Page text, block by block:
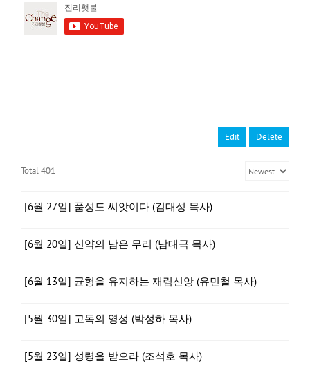
Edit Delete
Total 401
[6월 27일] 품성도 씨앗이다 (김대성 목사)
[6월 20일] 신약의 남은 무리 (남대극 목사)
[6월 13일] 균형을 유지하는 재림신앙 (유민철 목사)
[5월 30일] 고독의 영성 (박성하 목사)
[5월 23일] 성령을 받으라 (조석호 목사)